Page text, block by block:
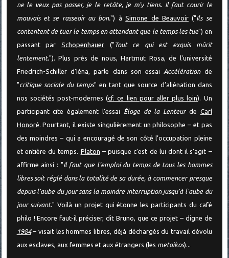
ne le veux pas passer, je le retâte, je m'y tiens. Il faut courir le
mauvais et se rasseoir au bon.") àSimone de Beauvoir("Ils se
contentent de tuer le temps en attendant que le temps les tue") en
passant par Schopenhauer(" Tout ce qui est exquis mûrit
lentement."). Plus près de nous, Hartmut Rosa, de l'université
Friedrich-Schiller d'Iéna, parle dans son essai Accélérationde
"critique sociale du temps" en tant que source d’aliénation dans
nos sociétés post-modernes (cf. ce lien pour aller plus loin). Un
participant cite également l’essai Éloge de la Lenteurde Carl
Honoré . Pourtant, il existe singulièrement un philosophe – et pas
des moindres – qui a encouragé de son côté l’occupation pleine
et entière du temps. Platon – puisque c’est de lui dont il s’agit –
affirme ainsi : "Il faut que l'emploi du temps de tous les hommes
libres soit réglé dans la totalité de sa durée, à commencer presque
depuis l'aube du jour sans la moindre interruption jusqu'à l'aube du
jour suivant." Voilà un projet qui étonne les participants du café
philo ! Encore faut-il préciser, dit Bruno, que ce projet – digne de
1984– visait les hommes libres, déjà déchargés du travail dévolu
aux esclaves, aux femmes et aux étrangers (les metoikos)...